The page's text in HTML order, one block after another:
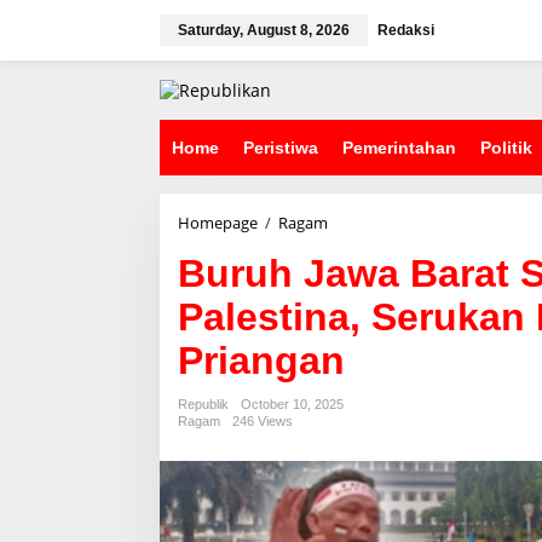
Saturday, August 8, 2026 Redaksi
Home Peristiwa Pemerintahan Politik
Homepage / Ragam
r
u
h
J
a
w
a
r
a
t
S
Buruh Jawa Barat
Palestina, Serukan
Priangan
Republik
October 10, 2025
Ragam
246 Views